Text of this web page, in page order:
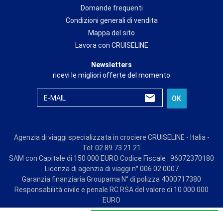
Domande frequenti
Condizioni generali di vendita
Mappa del sito
Lavora con CRUISELINE
Newsletters
ricevi le migliori offerte del momento
E-MAIL OK
Agenzia di viaggi specializzata in crociere CRUISELINE - Italia -
Tel: 02 89 73 21 21
SAM con Capitale di 150 000 EURO Codice Fiscale : 96072370180
Licenza di agenzia di viaggi n° 006 02 0007
Garanzia finanziaria Groupama N° di polizza 4000717380
Responsabilità civile e penale RC RSA del valore di 10 000 000
EURO